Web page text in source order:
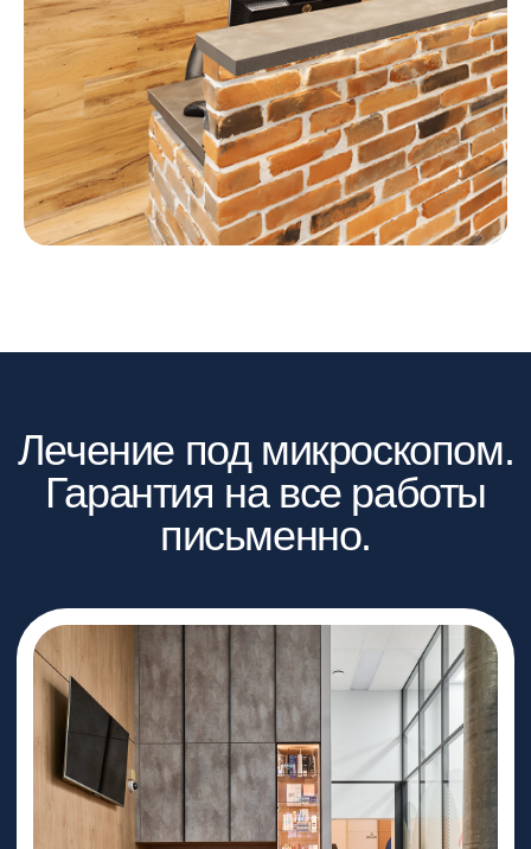
С помощью умного цифрового планирования
мы качественно и точно изготавливаем
протезы из циркония, которые служат
долгие годы
Наши врачи